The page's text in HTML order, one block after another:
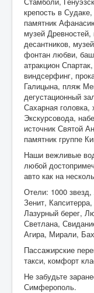
крепость в
памятник
музей
десантников,
фонтан любви,
атракцион
виндсерфинг,
Галицына, пляж
дегустационный
Сахарная
Экскурсовода,
источник Святой
памятник группе
Наши вежливые
любой
авто как на
Отели: 1000
Зенит,
Лазурный берег,
Светлана,
Агира, Мирали,
Пассажирские
такси, комфорт
Не забудьте
Симферополь.